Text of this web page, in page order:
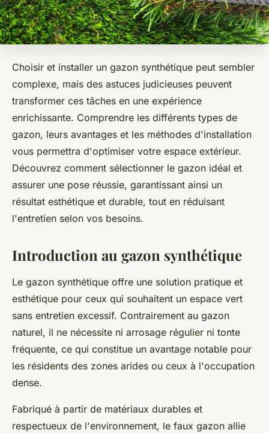
Choisir et installer un gazon synthétique peut sembler
complexe, mais des astuces judicieuses peuvent
transformer ces tâches en une expérience
enrichissante. Comprendre les différents types de
gazon, leurs avantages et les méthodes d'installation
vous permettra d'optimiser votre espace extérieur.
Découvrez comment sélectionner le gazon idéal et
assurer une pose réussie, garantissant ainsi un
résultat esthétique et durable, tout en réduisant
l'entretien selon vos besoins.
Introduction au gazon synthétique
Le gazon synthétique offre une solution pratique et
esthétique pour ceux qui souhaitent un espace vert
sans entretien excessif. Contrairement au gazon
naturel, il ne nécessite ni arrosage régulier ni tonte
fréquente, ce qui constitue un avantage notable pour
les résidents des zones arides ou ceux à l'occupation
dense.
Fabriqué à partir de matériaux durables et
respectueux de l'environnement, le faux gazon allie